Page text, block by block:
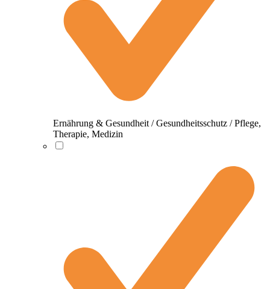
Ernährung & Gesundheit / Gesundheitsschutz / Pflege,
Therapie, Medizin